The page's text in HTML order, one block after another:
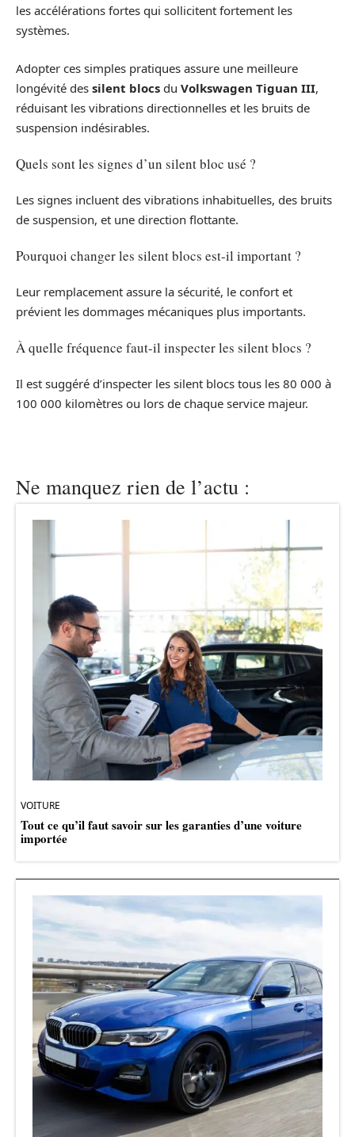
les accélérations fortes qui sollicitent fortement les
systèmes.
Adopter ces simples pratiques assure une meilleure
longévité des silent blocs du Volkswagen Tiguan III,
réduisant les vibrations directionnelles et les bruits de
suspension indésirables.
Quels sont les signes d’un silent bloc usé ?
Les signes incluent des vibrations inhabituelles, des bruits
de suspension, et une direction flottante.
Pourquoi changer les silent blocs est-il important ?
Leur remplacement assure la sécurité, le confort et
prévient les dommages mécaniques plus importants.
À quelle fréquence faut-il inspecter les silent blocs ?
Il est suggéré d’inspecter les silent blocs tous les 80 000 à
100 000 kilomètres ou lors de chaque service majeur.
Ne manquez rien de l’actu :
VOITURE
Tout ce qu’il faut savoir sur les garanties d’une voiture
importée